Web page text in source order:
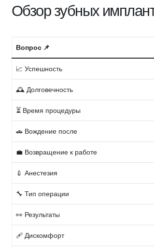
Обзор зубных
Вопрос 📌
📈 Успешность
🕰️ Долговечность
⏳ Время процедуры
🚗 Вождение после
💼 Возвращение к работе
💉 Анестезия
🔧 Тип операции
👀 Результаты
🩹 Дискомфорт